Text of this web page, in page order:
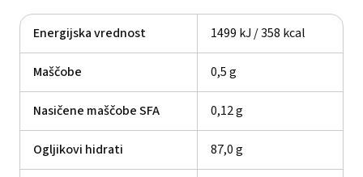
Energijska vrednost 1499 kJ / 358 kcal
Maščobe 0,5 g
Nasičene maščobe SFA 0,12 g
Ogljikovi hidrati 87,0 g